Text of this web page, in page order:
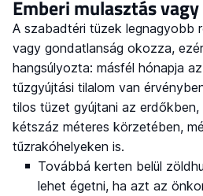
Emberi mulasztás
A szabadtéri tüzek legnagyobb
vagy gondatlanság okozza,
hangsúlyozta: másfél hónapja
tűzgyújtási tilalom van
tilos tüzet gyújtani az
kétszáz méteres körzetében,
tűzrakóhelyeken is.
Továbbá kerten belül
lehet égetni, ha azt az